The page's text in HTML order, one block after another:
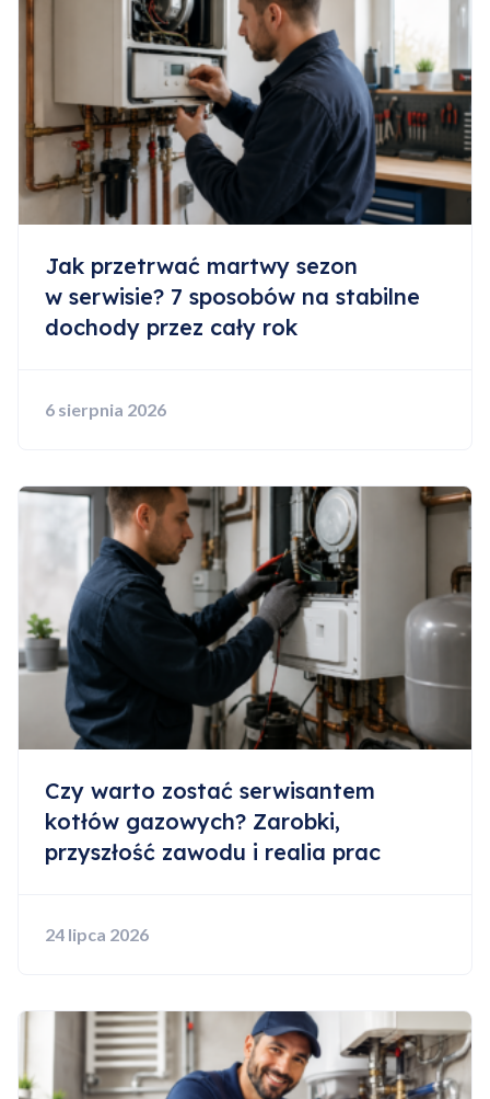
Jak przetrwać martwy sezon
w serwisie? 7 sposobów na stabilne
dochody przez cały rok
6 sierpnia 2026
Czy warto zostać serwisantem
kotłów gazowych? Zarobki,
przyszłość zawodu i realia prac
24 lipca 2026